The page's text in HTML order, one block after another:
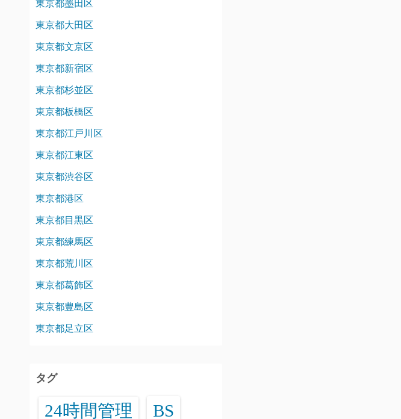
東京都墨田区
東京都大田区
東京都文京区
東京都新宿区
東京都杉並区
東京都板橋区
東京都江戸川区
東京都江東区
東京都渋谷区
東京都港区
東京都目黒区
東京都練馬区
東京都荒川区
東京都葛飾区
東京都豊島区
東京都足立区
タグ
24時間管理 BS